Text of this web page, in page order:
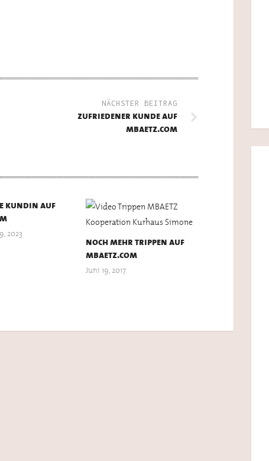
NÄCHSTER BEITRAG
zufriedener kunde auf
mbaetz.com
kundin auf
2023
noch mehr trippen auf
mbaetz.com
Juni 19, 2017